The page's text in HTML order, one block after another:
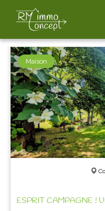
FILTER THE
Maison